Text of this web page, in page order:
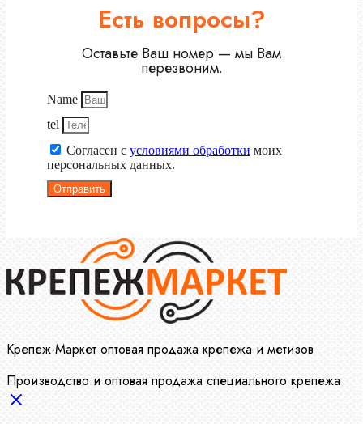
Есть вопросы?
Оставьте Ваш номер — мы Вам
перезвоним.
Name
tel
Согласен с условиями обработки моих
персональных данных.
Отправить
Крепеж-Маркет оптовая продажа крепежа и метизов
Производство и оптовая продажа специального крепежа